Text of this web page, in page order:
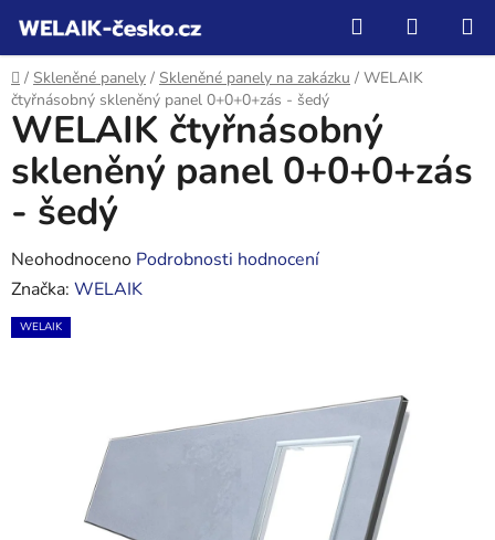
obsah
Hledat
KOŠÍK
Domů
/ Skleněné panely / Skleněné panely na zakázku / WELAIK
čtyřnásobný skleněný panel 0+0+0+zás - šedý
WELAIK čtyřnásobný
skleněný panel 0+0+0+zás
- šedý
Průměrné
hodnocení
produktu
Neohodnoceno Podrobnosti hodnocení
Značka: WELAIK
WELAIK